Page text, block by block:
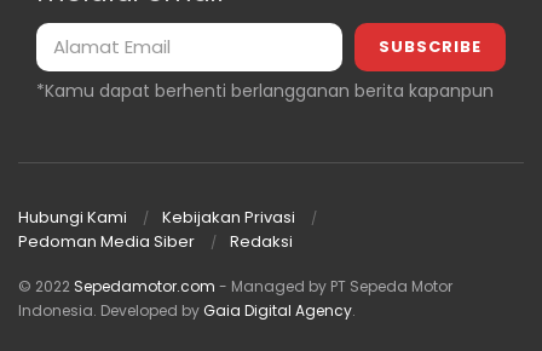
*Kamu dapat berhenti berlangganan berita kapanpun
Hubungi Kami
Kebijakan Privasi
Pedoman Media Siber
Redaksi
© 2022 Sepedamotor.com - Managed by PT Sepeda Motor
Indonesia. Developed by Gaia Digital Agency.